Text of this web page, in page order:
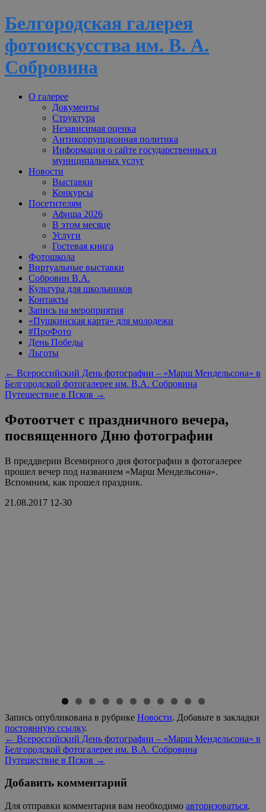
Белгородская галерея
фотоискусства им. В. А.
Собровина
Перейти
содержимому
О галерее
Документы
Структура
Независимая оценка
Антикоррупционная политика
Информация о сайте государственных и
муниципальных услуг
Новости
Выставки
Конкурсы
Посетителям
Афиша 2026
В этом месяце
Услуги
Гостевая книга
Фотошкола
Виртуальные выставки
Собровин В.А.
Культура для школьников
Контакты
Запись на мероприятия
«Пушкинская карта» для молодежи
#ПроФото
День Победы
Льготы
← Всероссийский День фотографии – «Марш Мендельсона» в
Белгородской фотогалерее им. В.А. Собровина
Путешествие в Псков →
Фотоотчет с праздничного вечера,
посвященного Дню фотографии
В преддверии Всемирного дня фотографии в фотогалерее
прошел вечер под названием «Марш Мендельсона».
Вспомним, как прошел праздник.
21.08.2017 12-30
Запись опубликована в рубрике Новости. Добавьте в закладки
постоянную ссылку.
← Всероссийский День фотографии – «Марш Мендельсона» в
Белгородской фотогалерее им. В.А. Собровина
Путешествие в Псков →
Добавить комментарий
Для отправки комментария вам необходимо авторизоваться.